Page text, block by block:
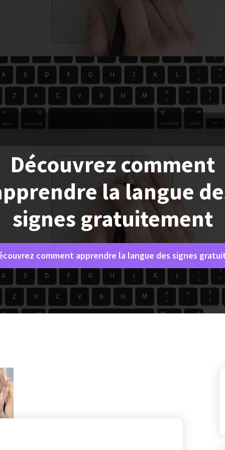
Découvrez comment
la langue
signes gratuitement
comment apprendre la langue des signes